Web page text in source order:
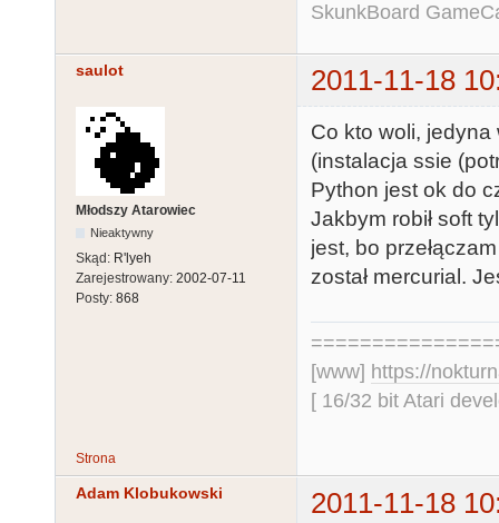
SkunkBoard
saulot 2011-11-18
Młodszy Atarowiec
Nieaktywny
Skąd: R'lyeh
Zarejestrowany: 2002-07-11
Posty: 868
Co kto woli,
(instalacja ssie
Python jest ok do
Jakbym robił soft
jest, bo
został mercurial.
[www] https://
[ 16/32 bit Atari
Strona
Adam Klobukowski 2011-11-18